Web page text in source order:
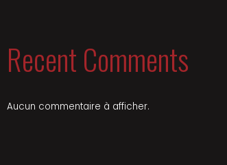
Recent Comments
Aucun commentaire à afficher.